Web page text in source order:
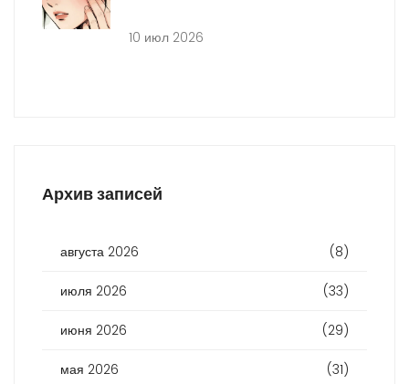
10 июл 2026
Архив записей
августа 2026 (8)
июля 2026 (33)
июня 2026 (29)
мая 2026 (31)